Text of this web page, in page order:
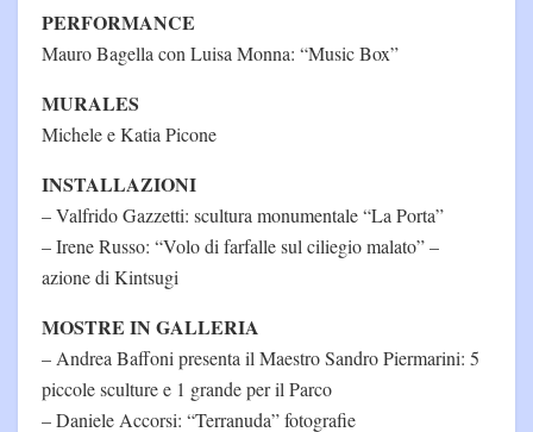
PERFORMANCE
Mauro Bagella con Luisa Monna: “Music Box”
MURALES
Michele e Katia Picone
INSTALLAZIONI
– Valfrido Gazzetti: scultura monumentale “La Porta”
– Irene Russo: “Volo di farfalle sul ciliegio malato” –
azione di Kintsugi
MOSTRE IN GALLERIA
– Andrea Baffoni presenta il Maestro Sandro Piermarini: 5
piccole sculture e 1 grande per il Parco
– Daniele Accorsi: “Terranuda” fotografie